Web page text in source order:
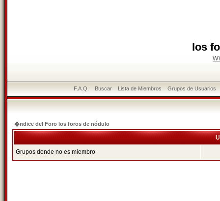
los
F.A.Q. Buscar Lista de Miembros Grupos de Usuarios
�ndice del Foro los foros de nódulo
Grupos donde no es miembro